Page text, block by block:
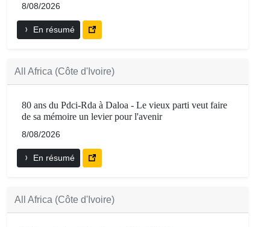
8/08/2026
En résumé
All Africa (Côte d'Ivoire)
80 ans du Pdci-Rda à Daloa - Le vieux parti veut faire
de sa mémoire un levier pour l'avenir
8/08/2026
En résumé
All Africa (Côte d'Ivoire)